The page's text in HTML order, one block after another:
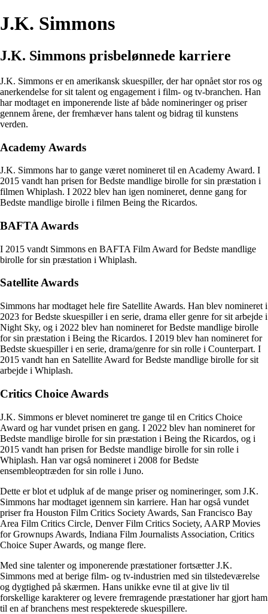
J.K. Simmons
J.K. Simmons prisbelønnede karriere
J.K. Simmons er en amerikansk skuespiller, der har opnået stor ros og
anerkendelse for sit talent og engagement i film- og tv-branchen. Han
har modtaget en imponerende liste af både nomineringer og priser
gennem årene, der fremhæver hans talent og bidrag til kunstens
verden.
Academy Awards
J.K. Simmons har to gange været nomineret til en Academy Award. I
2015 vandt han prisen for Bedste mandlige birolle for sin præstation i
filmen Whiplash. I 2022 blev han igen nomineret, denne gang for
Bedste mandlige birolle i filmen Being the Ricardos.
BAFTA Awards
I 2015 vandt Simmons en BAFTA Film Award for Bedste mandlige
birolle for sin præstation i Whiplash.
Satellite Awards
Simmons har modtaget hele fire Satellite Awards. Han blev nomineret i
2023 for Bedste skuespiller i en serie, drama eller genre for sit arbejde i
Night Sky, og i 2022 blev han nomineret for Bedste mandlige birolle
for sin præstation i Being the Ricardos. I 2019 blev han nomineret for
Bedste skuespiller i en serie, drama/genre for sin rolle i Counterpart. I
2015 vandt han en Satellite Award for Bedste mandlige birolle for sit
arbejde i Whiplash.
Critics Choice Awards
J.K. Simmons er blevet nomineret tre gange til en Critics Choice
Award og har vundet prisen en gang. I 2022 blev han nomineret for
Bedste mandlige birolle for sin præstation i Being the Ricardos, og i
2015 vandt han prisen for Bedste mandlige birolle for sin rolle i
Whiplash. Han var også nomineret i 2008 for Bedste
ensembleoptræden for sin rolle i Juno.
Dette er blot et udpluk af de mange priser og nomineringer, som J.K.
Simmons har modtaget igennem sin karriere. Han har også vundet
priser fra Houston Film Critics Society Awards, San Francisco Bay
Area Film Critics Circle, Denver Film Critics Society, AARP Movies
for Grownups Awards, Indiana Film Journalists Association, Critics
Choice Super Awards, og mange flere.
Med sine talenter og imponerende præstationer fortsætter J.K.
Simmons med at berige film- og tv-industrien med sin tilstedeværelse
og dygtighed på skærmen. Hans unikke evne til at give liv til
forskellige karakterer og levere fremragende præstationer har gjort ham
til en af branchens mest respekterede skuespillere.